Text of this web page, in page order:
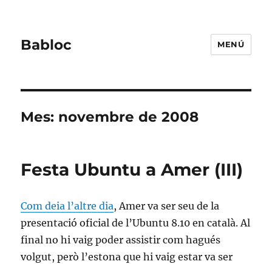
Babloc MENÚ
Mes: novembre de 2008
Festa Ubuntu a Amer (III)
Com deia l’altre dia, Amer va ser seu de la
presentació oficial de l’Ubuntu 8.10 en català. Al
final no hi vaig poder assistir com hagués
volgut, però l’estona que hi vaig estar va ser